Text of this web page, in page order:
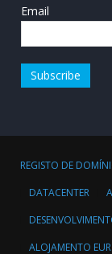
Email
REGISTO DE
DATACENTER
ALOJAMENTO